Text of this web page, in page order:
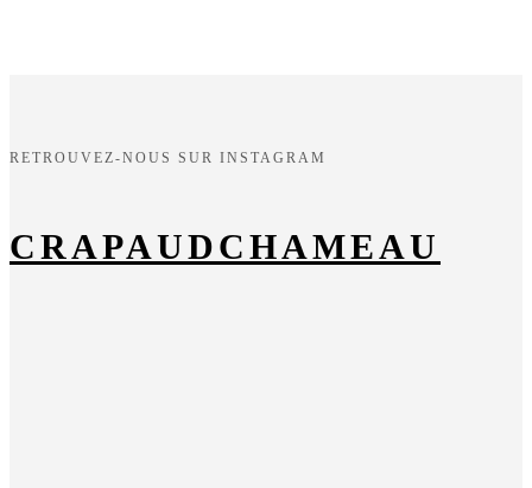
RETROUVEZ-NOUS SUR INSTAGRAM
CRAPAUDCHAMEAU